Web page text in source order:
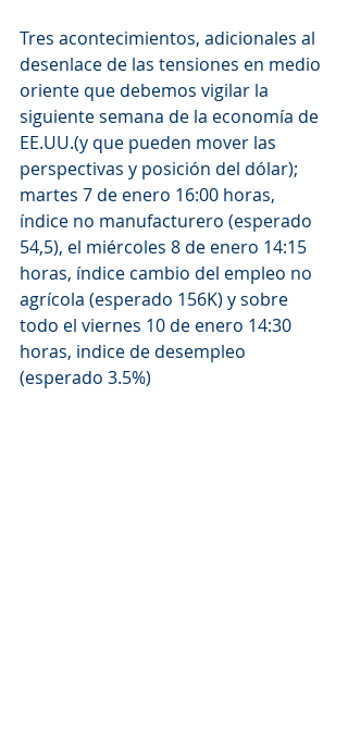
Tres acontecimientos, adicionales al
desenlace de las tensiones en medio
oriente que debemos vigilar la
siguiente semana de la economía de
EE.UU.(y que pueden mover las
perspectivas y posición del dólar);
martes 7 de enero 16:00 horas,
índice no manufacturero (esperado
54,5), el miércoles 8 de enero 14:15
horas, índice cambio del empleo no
agrícola (esperado 156K) y sobre
todo el viernes 10 de enero 14:30
horas, indice de desempleo
(esperado 3.5%)